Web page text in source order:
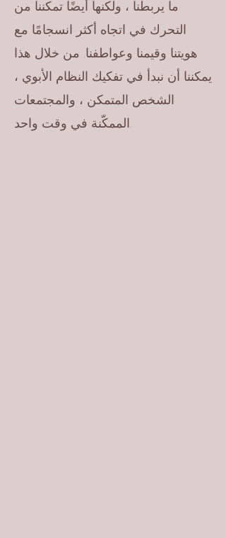
ما يربطنا ، ولكنها أيضًا تمكننا من
التحرك في اتجاه أكثر انسجامًا مع
هويتنا وقيمنا وعواطفنا. من خلال هذا
يمكننا أن نبدأ في تفكيك النظام الأبوي ،
الشخص المتمكن ، والمجتمعات
الممكّنة في وقت واحد.